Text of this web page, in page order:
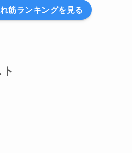
筋ランキングを見る